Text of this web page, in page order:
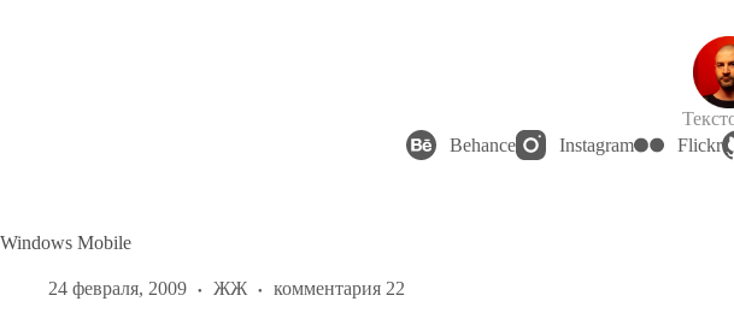
Behance
Instagram Flickr
Windows Mobile
24 февраля, 2009 ЖЖ комментария 22